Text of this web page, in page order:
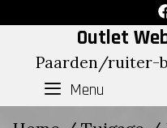
to
content
Outlet
Paarden/ruiter-
Menu